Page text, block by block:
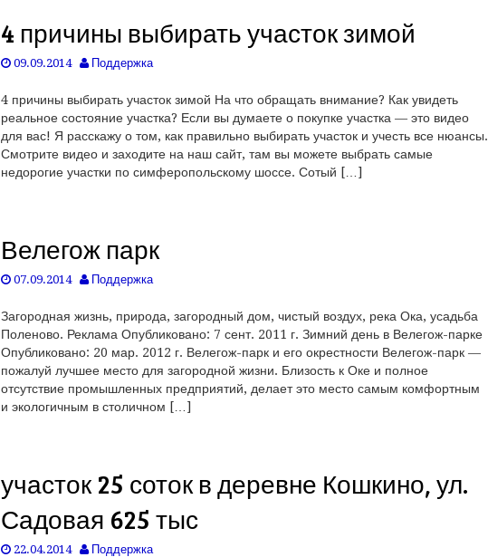
4 причины выбирать участок зимой
09.09.2014 Поддержка
4 причины выбирать участок зимой На что обращать внимание? Как увидеть
реальное состояние участка? Если вы думаете о покупке участка — это видео
для вас! Я расскажу о том, как правильно выбирать участок и учесть все нюансы.
Смотрите видео и заходите на наш сайт, там вы можете выбрать самые
недорогие участки по симферопольскому шоссе. Сотый […]
Велегож парк
07.09.2014 Поддержка
Загородная жизнь, природа, загородный дом, чистый воздух, река Ока, усадьба
Поленово. Реклама Опубликовано: 7 сент. 2011 г. Зимний день в Велегож-парке
Опубликовано: 20 мар. 2012 г. Велегож-парк и его окрестности Велегож-парк —
пожалуй лучшее место для загородной жизни. Близость к Оке и полное
отсутствие промышленных предприятий, делает это место самым комфортным
и экологичным в столичном […]
участок 25 соток в деревне Кошкино, ул.
Садовая 625 тыс
22.04.2014 Поддержка